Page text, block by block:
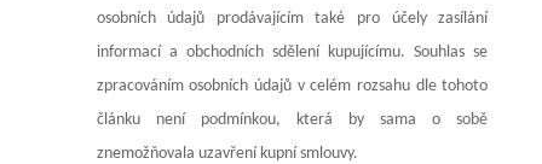
osobních údajů prodávajícím také pro účely zasílání
informací a obchodních sdělení kupujícímu. Souhlas se
zpracováním osobních údajů v celém rozsahu dle tohoto
článku není podmínkou, která by sama o sobě
znemožňovala uzavření kupní smlouvy.